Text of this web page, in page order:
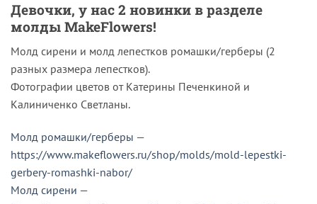
Девочки, у нас 2 новинки в разделе
молды MakeFlowers!
Молд сирени и молд лепестков ромашки/герберы (2
разных размера лепестков).
Фотографии цветов от Катерины Печенкиной и
Калиниченко Светланы.
Молд ромашки/герберы —
https://www.makeflowers.ru/shop/molds/mold-lepestki-
gerbery-romashki-nabor/
Молд сирени —